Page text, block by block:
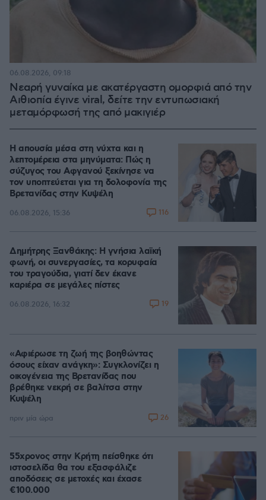
Νεαρή γυναίκα με ακατέργαστη ομορφιά από την
Αιθιοπία έγινε viral, δείτε την εντυπωσιακή
μεταμόρφωσή της από μακιγιέρ
06.08.2026, 09:18
Η απουσία μέσα στη νύχτα και η
λεπτομέρεια στα μηνύματα: Πώς η
σύζυγος του Αφγανού ξεκίνησε να
τον υποπτεύεται για τη δολοφονία της
Βρετανίδας στην Κυψέλη
06.08.2026, 15:36 116
Δημήτρης Ξανθάκης: Η γνήσια λαϊκή
φωνή, οι συνεργασίες, τα κορυφαία
του τραγούδια, γιατί δεν έκανε
καριέρα σε μεγάλες πίστες
06.08.2026, 16:32 19
«Αφιέρωσε τη ζωή της βοηθώντας
όσους είχαν ανάγκη»: Συγκλονίζει η
οικογένεια της Βρετανίδας που
βρέθηκε νεκρή σε βαλίτσα στην
Κυψέλη
πριν μία ώρα 26
55χρονος στην Κρήτη πείσθηκε ότι
ιστοσελίδα θα του εξασφάλιζε
αποδόσεις σε μετοχές και έχασε
€100.000